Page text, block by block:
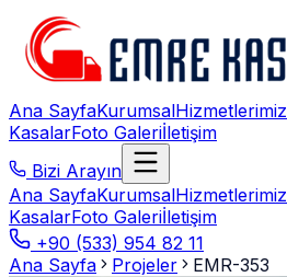
Ana SayfaKurumsalHizmetlerimiz
KasalarFoto Galeriİletişim
Bizi Arayın
Ana SayfaKurumsalHizmetlerimiz
KasalarFoto Galeriİletişim
+90 (533) 954 82 11
Ana Sayfa
Projeler EMR-353